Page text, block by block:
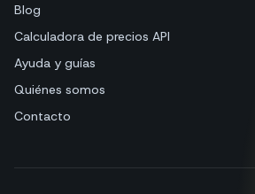
Blog
Calculadora de precios API
Ayuda y guías
Quiénes somos
Contacto